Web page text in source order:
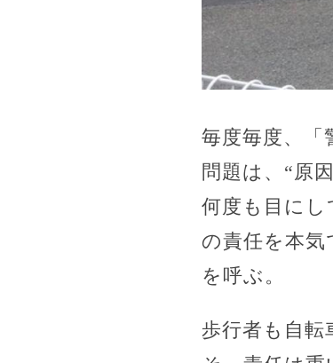
毎度毎度、
問題は、“原
何度も目にし
の責任を本
を呼ぶ。
歩行者も自転